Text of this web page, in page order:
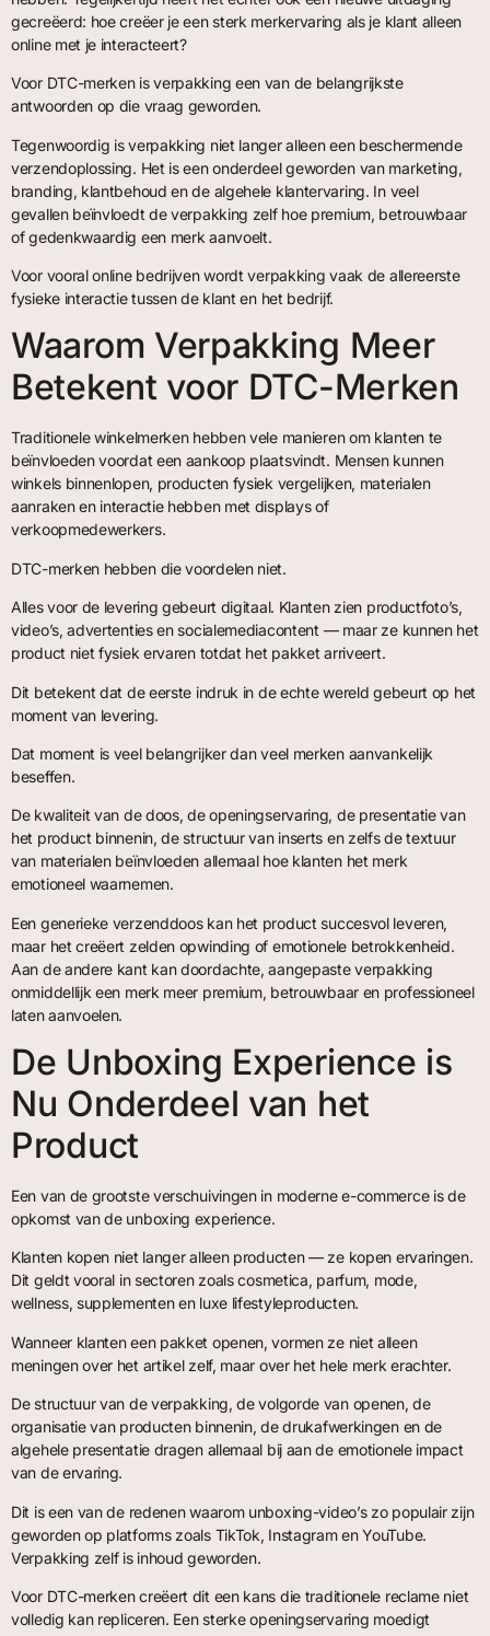
gecreëerd: hoe creëer je een sterk merkervaring als je klant alleen
online met je interacteert?
Voor DTC-merken is verpakking een van de belangrijkste
antwoorden op die vraag geworden.
Tegenwoordig is verpakking niet langer alleen een beschermende
verzendoplossing. Het is een onderdeel geworden van marketing,
branding, klantbehoud en de algehele klantervaring. In veel
gevallen beïnvloedt de verpakking zelf hoe premium, betrouwbaar
of gedenkwaardig een merk aanvoelt.
Voor vooral online bedrijven wordt verpakking vaak de allereerste
fysieke interactie tussen de klant en het bedrijf.
Waarom Verpakking Meer
Betekent voor DTC-Merken
Traditionele winkelmerken hebben vele manieren om klanten te
beïnvloeden voordat een aankoop plaatsvindt. Mensen kunnen
winkels binnenlopen, producten fysiek vergelijken, materialen
aanraken en interactie hebben met displays of
verkoopmedewerkers.
DTC-merken hebben die voordelen niet.
Alles voor de levering gebeurt digitaal. Klanten zien productfoto’s,
video’s, advertenties en socialemediacontent — maar ze kunnen het
product niet fysiek ervaren totdat het pakket arriveert.
Dit betekent dat de eerste indruk in de echte wereld gebeurt op het
moment van levering.
Dat moment is veel belangrijker dan veel merken aanvankelijk
beseffen.
De kwaliteit van de doos, de openingservaring, de presentatie van
het product binnenin, de structuur van inserts en zelfs de textuur
van materialen beïnvloeden allemaal hoe klanten het merk
emotioneel waarnemen.
Een generieke verzenddoos kan het product succesvol leveren,
maar het creëert zelden opwinding of emotionele betrokkenheid.
Aan de andere kant kan doordachte, aangepaste verpakking
onmiddellijk een merk meer premium, betrouwbaar en professioneel
laten aanvoelen.
De Unboxing Experience is
Nu Onderdeel van het
Product
Een van de grootste verschuivingen in moderne e-commerce is de
opkomst van de unboxing experience.
Klanten kopen niet langer alleen producten — ze kopen ervaringen.
Dit geldt vooral in sectoren zoals cosmetica, parfum, mode,
wellness, supplementen en luxe lifestyleproducten.
Wanneer klanten een pakket openen, vormen ze niet alleen
meningen over het artikel zelf, maar over het hele merk erachter.
De structuur van de verpakking, de volgorde van openen, de
organisatie van producten binnenin, de drukafwerkingen en de
algehele presentatie dragen allemaal bij aan de emotionele impact
van de ervaring.
Dit is een van de redenen waarom unboxing-video’s zo populair zijn
geworden op platforms zoals TikTok, Instagram en YouTube.
Verpakking zelf is inhoud geworden.
Voor DTC-merken creëert dit een kans die traditionele reclame niet
volledig kan repliceren. Een sterke openingservaring moedigt